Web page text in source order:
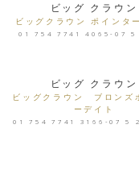
ビッグ クラウン
ビッグクラウン ポインタ
01 754 7741 4065-07 5
ビッグ クラウン
ビッグクラウン ブロンズ
ーデイト
01 754 7741 3166-07 5